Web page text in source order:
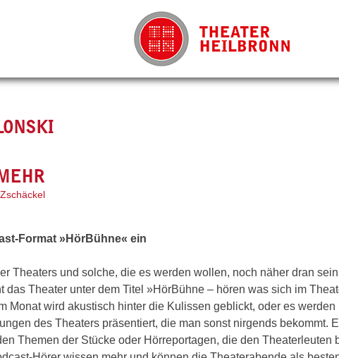
Format »HörBühne« ein
Theaters und solche, die es werden wollen, noch näher dran
das Theater unter dem Titel »HörBühne – hören was sich im
Monat wird akustisch hinter die Kulissen geblickt, oder es werden
des Theaters präsentiert, die man sonst nirgends bekommt.
Themen der Stücke oder Hörreportagen, die den Theaterleuten